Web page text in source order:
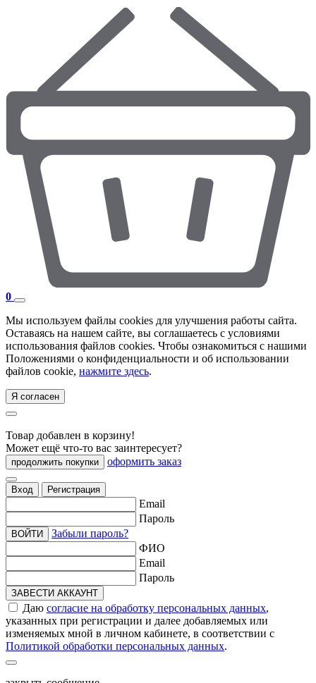
0
Мы используем файлы cookies для улучшения работы сайта.
Оставаясь на нашем сайте, вы соглашаетесь с условиями
использования файлов cookies. Чтобы ознакомиться с нашими
Положениями о конфиденциальности и об использовании
файлов cookie, нажмите здесь.
Я согласен
Товар добавлен в корзину!
Может ещё что-то вас заинтересует?
продолжить покупки оформить заказ
Вход Регистрация
Email
Пароль
ВОЙТИ
Забыли пароль?
ФИО
Email
Пароль
ЗАВЕСТИ АККАУНТ
Даю согласие на обработку персональных данных,
указанных при регистрации и далее добавляемых или
изменяемых мной в личном кабинете, в соответствии с
Политикой обработки персональных данных.